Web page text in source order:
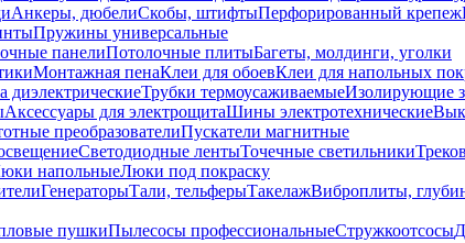
Анкеры, дюбелиСкобы, штифтыПерфорированный крепеж
Пружины универсальные
панелиПотолочные плитыБагеты, молдинги, уголки
Монтажная пенаКлеи для обоевКлеи для напольных
диэлектрическиеТрубки термоусаживаемыеИзолирующие
Аксессуары для электрощитаШины электротехнические
преобразователиПускатели магнитные
Светодиодные лентыТочечные светильники
напольныеЛюки под покраску
ГенераторыТали, тельферыТакелажВиброплиты,
пушкиПылесосы профессиональныеСтружкоотсосы